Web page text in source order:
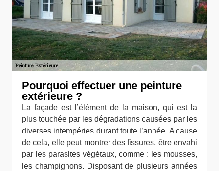
Pourquoi effectuer une peinture
extérieure ?
La façade est l’élément de la maison, qui est la
plus touchée par les dégradations causées par les
diverses intempéries durant toute l’année. A cause
de cela, elle peut montrer des fissures, être envahi
par les parasites végétaux, comme : les mousses,
les champignons. Disposant de plusieurs années